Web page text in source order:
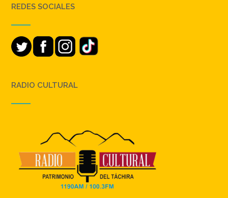
REDES SOCIALES
RADIO CULTURAL